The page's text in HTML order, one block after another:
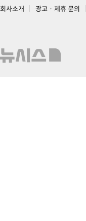
회사소개 광고 · 제휴 문의